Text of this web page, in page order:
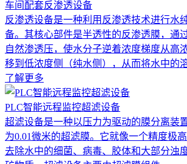
车间配套反渗透设备
反渗透设备是一种利用反渗透技术进行水
备。其核心部件是半透性的反渗透膜，通
自然渗透压，使水分子逆着浓度梯度从高
移到低浓度侧（纯水侧），从而将水中的
了解更多
PLC智能远程监控超滤设备
超滤设备是一种以压力为驱动的膜分离装
为0.01微米的超滤膜。它就像一个精度极
去除水中的细菌、病毒、胶体和大部分浊